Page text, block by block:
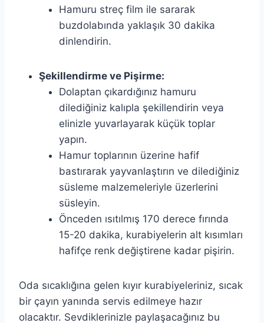
Hamuru streç film ile sararak
buzdolabında yaklaşık 30 dakika
dinlendirin.
Şekillendirme ve Pişirme:
Dolaptan çıkardığınız hamuru
dilediğiniz kalıpla şekillendirin veya
elinizle yuvarlayarak küçük toplar
yapın.
Hamur toplarının üzerine hafif
bastırarak yayvanlaştırın ve dilediğiniz
süsleme malzemeleriyle üzerlerini
süsleyin.
Önceden ısıtılmış 170 derece fırında
15-20 dakika, kurabiyelerin alt kısımları
hafifçe renk değiştirene kadar pişirin.
Oda sıcaklığına gelen kıyır kurabiyeleriniz, sıcak
bir çayın yanında servis edilmeye hazır
olacaktır. Sevdiklerinizle paylaşacağınız bu